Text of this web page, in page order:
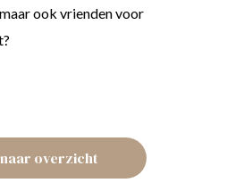
ook vrienden voor
overzicht